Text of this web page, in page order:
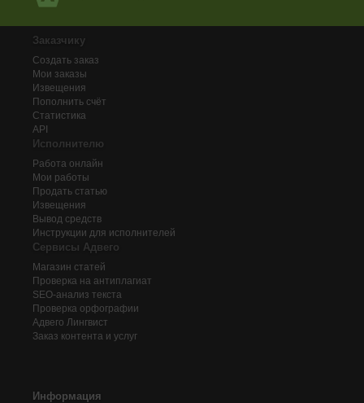
Заказчику
Создать заказ
Мои заказы
Извещения
Пополнить счёт
Статистика
API
Исполнителю
Работа онлайн
Мои работы
Продать статью
Извещения
Вывод средств
Инструкции для исполнителей
Сервисы Адвего
Магазин статей
Проверка на антиплагиат
SEO-анализ текста
Проверка орфографии
Адвего Лингвист
Заказ контента и услуг
Информация